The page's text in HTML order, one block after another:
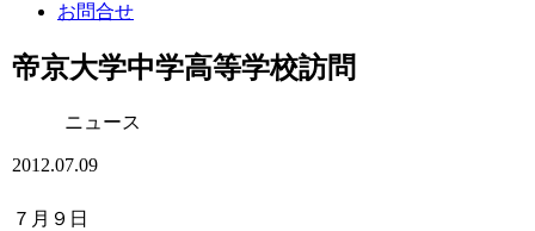
お問合せ
帝京大学中学高等学校訪問
ニュース
2012.07.09
７月９日